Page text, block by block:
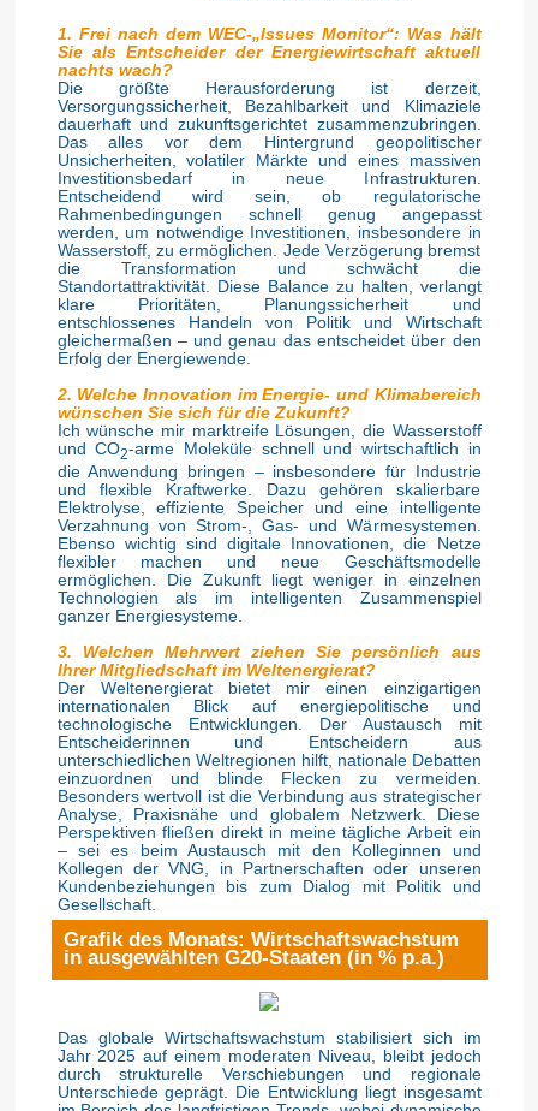
1. Frei nach dem WEC-„Issues Monitor“: Was hält
Sie als Entscheider der Energiewirtschaft aktuell
nachts wach?
Die größte Herausforderung ist derzeit,
Versorgungssicherheit, Bezahlbarkeit und Klimaziele
dauerhaft und zukunftsgerichtet zusammenzubringen.
Das alles vor dem Hintergrund geopolitischer
Unsicherheiten, volatiler Märkte und eines massiven
Investitionsbedarf in neue Infrastrukturen.
Entscheidend wird sein, ob regulatorische
Rahmenbedingungen schnell genug angepasst
werden, um notwendige Investitionen, insbesondere in
Wasserstoff, zu ermöglichen. Jede Verzögerung bremst
die Transformation und schwächt die
Standortattraktivität. Diese Balance zu halten, verlangt
klare Prioritäten, Planungssicherheit und
entschlossenes Handeln von Politik und Wirtschaft
gleichermaßen – und genau das entscheidet über den
Erfolg der Energiewende.
2. Welche Innovation im Energie- und Klimabereich
wünschen Sie sich für die Zukunft?
Ich wünsche mir marktreife Lösungen, die Wasserstoff
und CO2-arme Moleküle schnell und wirtschaftlich in
die Anwendung bringen – insbesondere für Industrie
und flexible Kraftwerke. Dazu gehören skalierbare
Elektrolyse, effiziente Speicher und eine intelligente
Verzahnung von Strom-, Gas- und Wärmesystemen.
Ebenso wichtig sind digitale Innovationen, die Netze
flexibler machen und neue Geschäftsmodelle
ermöglichen. Die Zukunft liegt weniger in einzelnen
Technologien als im intelligenten Zusammenspiel
ganzer Energiesysteme.
3. Welchen Mehrwert ziehen Sie persönlich aus
Ihrer Mitgliedschaft im Weltenergierat?
Der Weltenergierat bietet mir einen einzigartigen
internationalen Blick auf energiepolitische und
technologische Entwicklungen. Der Austausch mit
Entscheiderinnen und Entscheidern aus
unterschiedlichen Weltregionen hilft, nationale Debatten
einzuordnen und blinde Flecken zu vermeiden.
Besonders wertvoll ist die Verbindung aus strategischer
Analyse, Praxisnähe und globalem Netzwerk. Diese
Perspektiven fließen direkt in meine tägliche Arbeit ein
– sei es beim Austausch mit den Kolleginnen und
Kollegen der VNG, in Partnerschaften oder unseren
Kundenbeziehungen bis zum Dialog mit Politik und
Gesellschaft.
Grafik des Monats: Wirtschaftswachstum
in ausgewählten G20-Staaten (in % p.a.)
Das globale Wirtschaftswachstum stabilisiert sich im
Jahr 2025 auf einem moderaten Niveau, bleibt jedoch
durch strukturelle Verschiebungen und regionale
Unterschiede geprägt. Die Entwicklung liegt insgesamt